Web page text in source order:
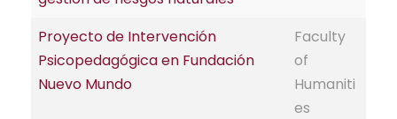
Proyecto de Intervención
Psicopedagógica en Fundación
Nuevo Mundo
Faculty
of
Humaniti
es